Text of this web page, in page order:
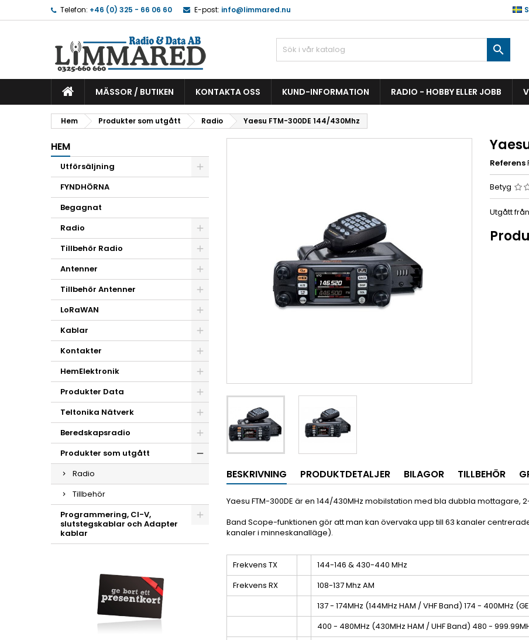
Telefon: +46 (0) 325 - 66 06 60 E-post: info@limmared.nu

MÄSSOR / BUTIKEN KONTAKTA OSS KUND-INFORMATION RADIO - HOBBY ELLER JOBB
Hem Produkter som utgått Radio Yaesu FTM-300DE 144/430Mhz
HEM
Utförsäljning
FYNDHÖRNA
Begagnat
Radio
Tillbehör Radio
Antenner
Tillbehör Antenner
LoRaWAN
Kablar
Kontakter
HemElektronik
Produkter Data
Teltonika Nätverk
Beredskapsradio
Produkter som utgått
Radio
Tillbehör
Programmering, CI-V,
slutstegskablar och Adapter
kablar
Referens
Betyg
Utgått
BESKRIVNING PRODUKTDETALJER BILAGOR TILLBEHÖR
Yaesu FTM-300DE är en 144/430MHz mobilstation med bla dubbla mottagare,
Band Scope-funktionen gör att man kan övervaka upp till 63 kanaler
kanaler i minneskanalläge).
Frekvens TX
144-146 & 430-440 MHz
Frekvens RX
108-137 Mhz AM
137 - 174MHz (144MHz HAM / VHF Band) 174 - 400MHz
400 - 480MHz (430MHz HAM / UHF Band) 480 -